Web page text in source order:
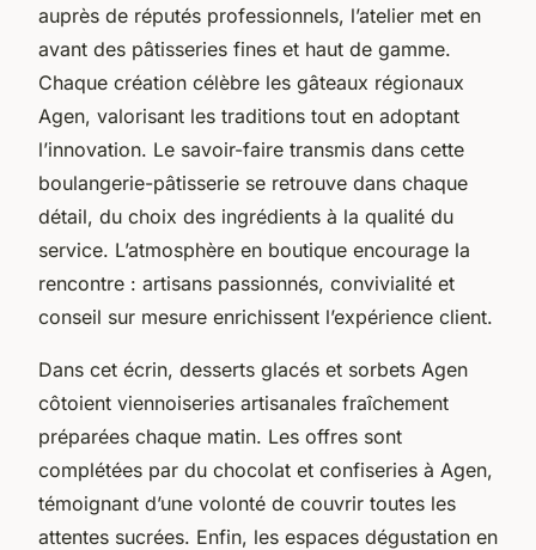
auprès de réputés professionnels, l’atelier met en
avant des pâtisseries fines et haut de gamme.
Chaque création célèbre les gâteaux régionaux
Agen, valorisant les traditions tout en adoptant
l’innovation. Le savoir-faire transmis dans cette
boulangerie-pâtisserie se retrouve dans chaque
détail, du choix des ingrédients à la qualité du
service. L’atmosphère en boutique encourage la
rencontre : artisans passionnés, convivialité et
conseil sur mesure enrichissent l’expérience client.
Dans cet écrin, desserts glacés et sorbets Agen
côtoient viennoiseries artisanales fraîchement
préparées chaque matin. Les offres sont
complétées par du chocolat et confiseries à Agen,
témoignant d’une volonté de couvrir toutes les
attentes sucrées. Enfin, les espaces dégustation en